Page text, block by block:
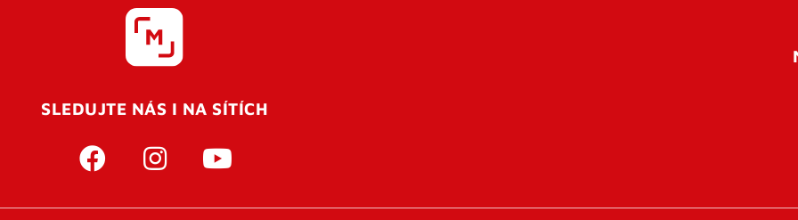
SLEDUJTE NÁS I NA SÍTÍCH